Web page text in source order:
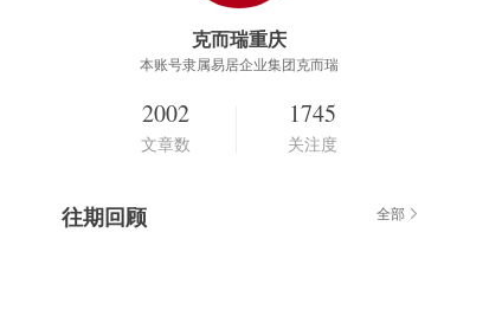
克而瑞重庆
本账号隶属易居企业集团克而瑞
2002
文章数
1745
关注度
往期回顾 全部